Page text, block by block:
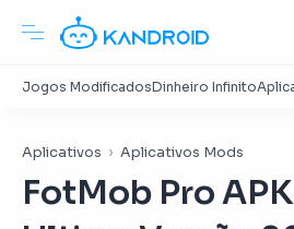
Aplicativos Aplicativos Mods
FotMob Pro